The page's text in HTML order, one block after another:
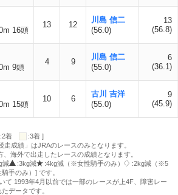
16頭
13 12
川島 信二
(56.0)
13
(56.8)
9頭
4 9
川島 信二
(55.0)
6
(36.1)
15頭
10 6
古川 吉洋
(55.0)
9
(45.9)
:2着
:3着 ]
成績」はJRAのレースのみとなります。
海外で出走したレースの成績となります。
減 :3kg減 :4kg減（※女性騎手のみ）
:2kg減（※5
手のみ）] です。
て 1993年4月以前では一部のレースが上4F、障害レー
データです。